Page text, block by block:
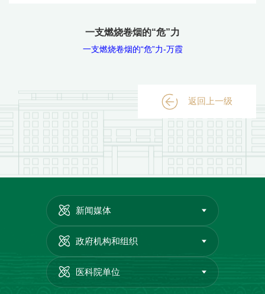
一支燃烧卷烟的“危”力
一支燃烧卷烟的“危”力-万霞
返回上一级
新闻媒体
政府机构和组织
医科院单位